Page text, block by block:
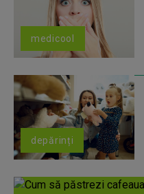
medicool
depărinți